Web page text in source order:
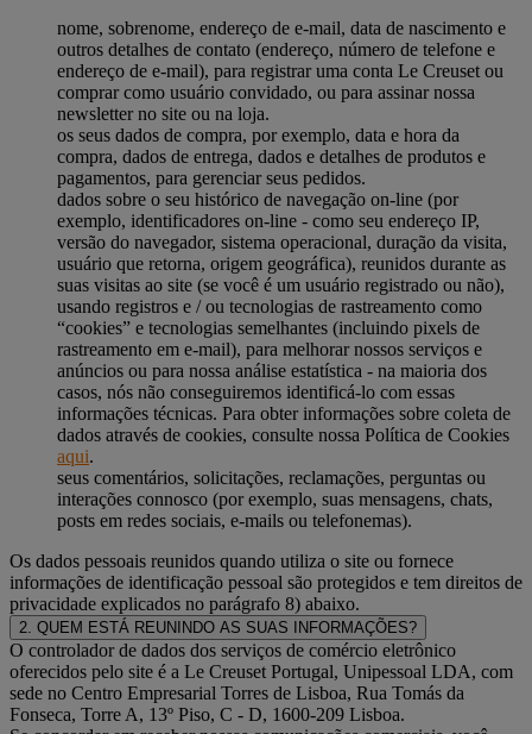
nome, sobrenome, endereço de e-mail, data de nascimento e
outros detalhes de contato (endereço, número de telefone e
endereço de e-mail), para registrar uma conta Le Creuset ou
comprar como usuário convidado, ou para assinar nossa
newsletter no site ou na loja.
os seus dados de compra, por exemplo, data e hora da
compra, dados de entrega, dados e detalhes de produtos e
pagamentos, para gerenciar seus pedidos.
dados sobre o seu histórico de navegação on-line (por
exemplo, identificadores on-line - como seu endereço IP,
versão do navegador, sistema operacional, duração da visita,
usuário que retorna, origem geográfica), reunidos durante as
suas visitas ao site (se você é um usuário registrado ou não),
usando registros e / ou tecnologias de rastreamento como
“cookies” e tecnologias semelhantes (incluindo pixels de
rastreamento em e-mail), para melhorar nossos serviços e
anúncios ou para nossa análise estatística - na maioria dos
casos, nós não conseguiremos identificá-lo com essas
informações técnicas. Para obter informações sobre coleta de
dados através de cookies, consulte nossa Política de Cookies
aqui.
seus comentários, solicitações, reclamações, perguntas ou
interações connosco (por exemplo, suas mensagens, chats,
posts em redes sociais, e-mails ou telefonemas).
Os dados pessoais reunidos quando utiliza o site ou fornece
informações de identificação pessoal são protegidos e tem direitos de
privacidade explicados no parágrafo 8) abaixo.
2. QUEM ESTÁ REUNINDO AS SUAS INFORMAÇÕES?
O controlador de dados dos serviços de comércio eletrônico
oferecidos pelo site é a Le Creuset Portugal, Unipessoal LDA, com
sede no Centro Empresarial Torres de Lisboa, Rua Tomás da
Fonseca, Torre A, 13º Piso, C - D, 1600-209 Lisboa.